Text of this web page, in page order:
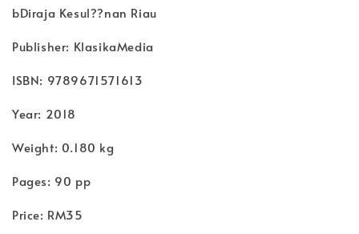
bDiraja Kesul??nan Riau
Publisher: KlasikaMedia
ISBN: 9789671571613
Year: 2018
Weight: 0.180 kg
Pages: 90 pp
Price: RM35